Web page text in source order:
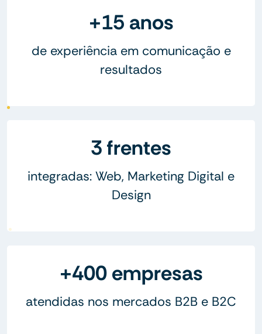
+15 anos
de experiência em comunicação e
resultados
3 frentes
integradas: Web, Marketing Digital e
Design
+400 empresas
atendidas nos mercados B2B e B2C